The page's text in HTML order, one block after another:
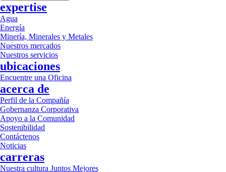
expertise
Agua
Energía
Minería, Minerales y Metales
Nuestros mercados
Nuestros servicios
ubicaciones
Encuentre una Oficina
acerca de
Perfil de la Compañía
Gobernanza Corporativa
Apoyo a la Comunidad
Sostenibilidad
Contáctenos
Noticias
carreras
Nuestra cultura Juntos Mejores